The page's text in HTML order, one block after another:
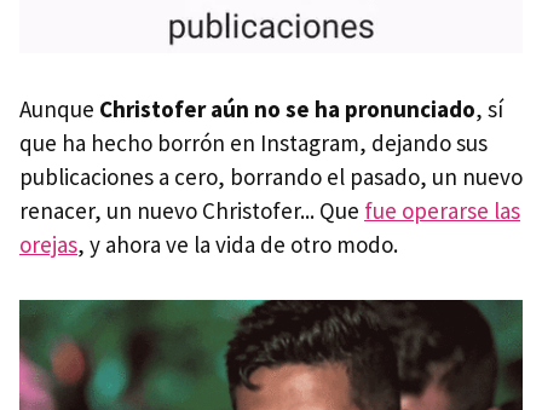
Aunque Christofer aún no se ha pronunciado, sí
que ha hecho borrón en Instagram, dejando sus
publicaciones a cero, borrando el pasado, un nuevo
renacer, un nuevo Christofer... Que fue operarse las
orejas, y ahora ve la vida de otro modo.